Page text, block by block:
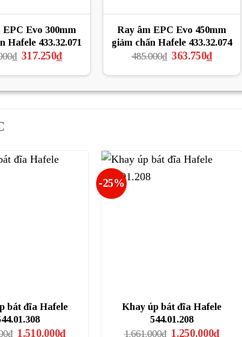
Evo 300mm
Hafele 433.32.071
₫ Giá
là:
317.250₫Giá
hiện
tại
317.250₫.
Ray âm EPC Evo 450mm
giảm chấn Hafele 433.32.074
485.000₫ Giá
là:
363.750₫Giá
hiện
tại
bát đĩa Hafele
₫ Giá
1.510.000₫Giá
-25%
Khay úp bát đĩa Hafele
544.01.208
1.661.000₫ Giá
1.250.000₫Giá